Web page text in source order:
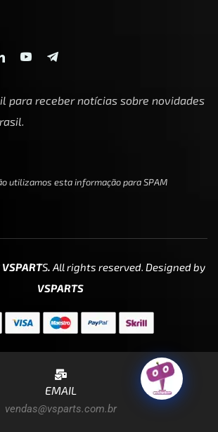
para receber notícias sobre novidades
utilizamos esta informação para SPAM
VSPARTS. All rights reserved. Designed by
VSPARTS
EMAIL
vendas@vsparts.com.br